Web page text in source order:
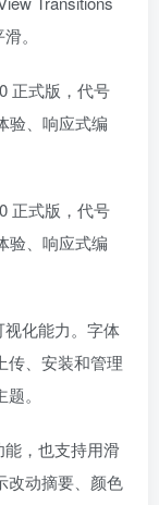
。
化能力。字体
传、安装和管理
。
，也支持用滑
改动摘要、颜色